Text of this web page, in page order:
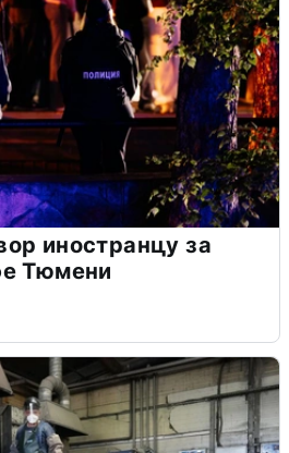
иностранцу за
Тюмени